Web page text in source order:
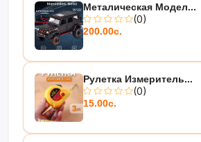
Металическая Модел...
(0)
200.00с.
Рулетка Измеритель...
(0)
15.00с.